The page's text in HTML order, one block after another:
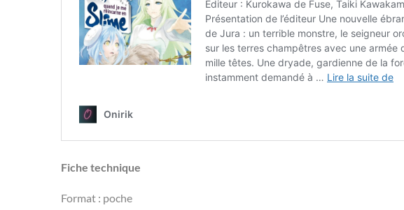
Fiche technique
Format : poche